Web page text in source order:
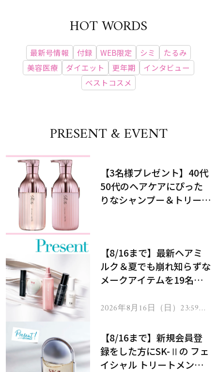
HOT WORDS
最新号情報 付録 WEB限定 シミ
たるみ
美容医療
ダイエット 更年期
インタビュー
ベストコスメ
PRESENT & EVENT
【3名様プレゼント】40代
50代のヘアケアにぴった
りなシャンプー＆トリート
【8/16まで】最新ヘアミ
ルク＆夏でも崩れ知らずな
メークアイテムを19名様
2026年8月16日（日）23:59ま
【8/16まで】新規会員登
録をした方にSK-Ⅱの フェ
イシャル トリートメント